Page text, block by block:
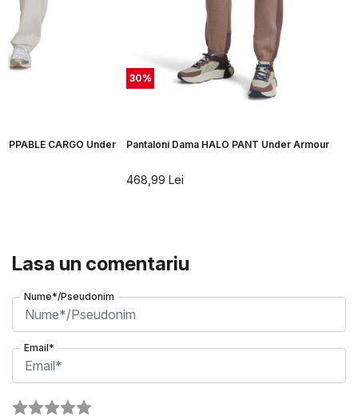
30%
Pantaloni Dama HALO PANT Under Armour
468,99 Lei
Lasa un comentariu
Nume*/Pseudonim
Email*